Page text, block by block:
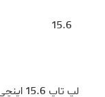
15.6